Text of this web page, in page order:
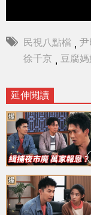
民視八點檔 , 尹
徐千京 , 豆腐媽
延伸閱讀